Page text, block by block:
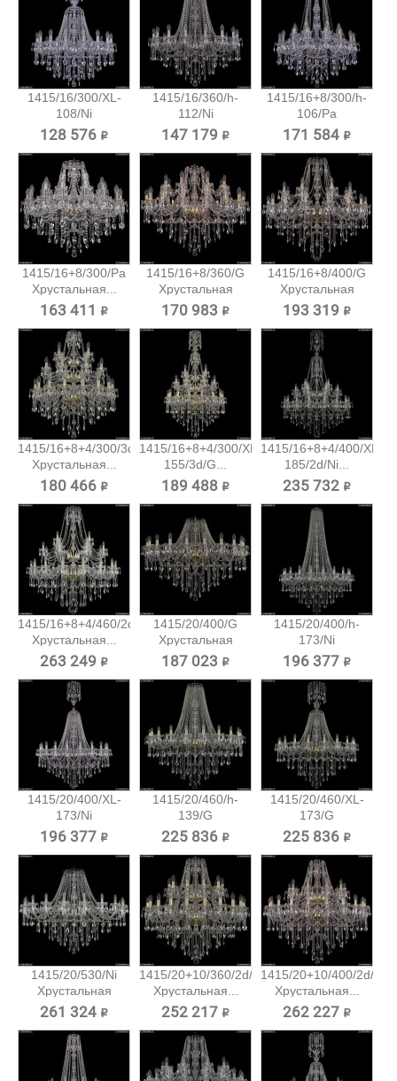
1415/16/300/XL-
108/Ni
Хрустальная...
128 576 ₽
1415/16/360/h-
112/Ni
Хрустальная...
147 179 ₽
1415/16+8/300/h-
106/Pa
Хрустальная...
171 584 ₽
1415/16+8/300/Pa
Хрустальная...
163 411 ₽
1415/16+8/360/G
Хрустальная
подвесная...
170 983 ₽
1415/16+8/400/G
Хрустальная
подвесная...
193 319 ₽
1415/16+8+4/300/3d/G
Хрустальная...
180 466 ₽
1415/16+8+4/300/XL-
155/3d/G...
189 488 ₽
1415/16+8+4/400/XL-
185/2d/Ni...
235 732 ₽
1415/16+8+4/460/2d/G
Хрустальная...
263 249 ₽
1415/20/400/G
Хрустальная
подвесная...
187 023 ₽
1415/20/400/h-
173/Ni
Хрустальная...
196 377 ₽
1415/20/400/XL-
173/Ni
Хрустальная...
196 377 ₽
1415/20/460/h-
139/G
Хрустальная...
225 836 ₽
1415/20/460/XL-
173/G
Хрустальная...
225 836 ₽
1415/20/530/Ni
Хрустальная
подвесная...
261 324 ₽
1415/20+10/360/2d/G
Хрустальная...
252 217 ₽
1415/20+10/400/2d/G
Хрустальная...
262 227 ₽